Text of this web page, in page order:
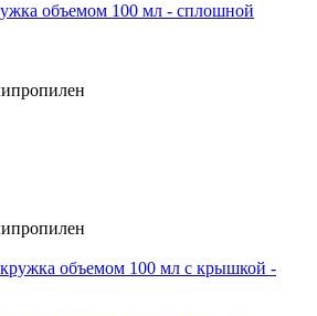
объемом 100 мл - сплошной